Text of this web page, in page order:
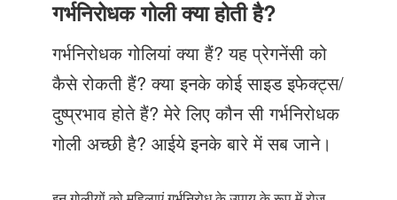
Just Poocho
संपर्क करें
गर्भनिरोधक गोली क्या होती है?
गर्भनिरोधक गोलियां क्या हैं? यह प्रेगनेंसी को
कैसे रोकती हैं? क्या इनके कोई साइड इफेक्ट्स/
दुष्प्रभाव होते हैं? मेरे लिए कौन सी गर्भनिरोधक
गोली अच्छी है? आईये इनके बारे में सब जाने।